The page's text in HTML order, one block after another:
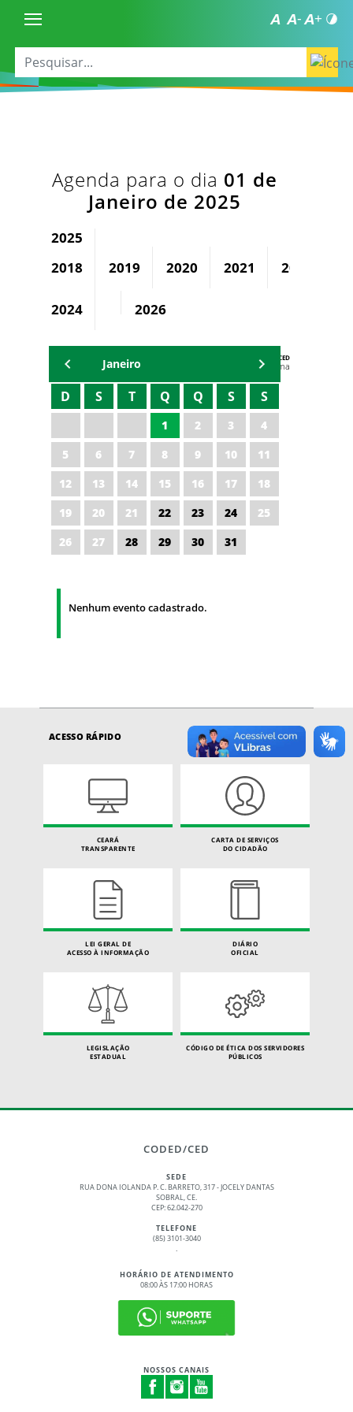
Agenda para o dia 01 de
Janeiro de 2025
2025
2018
2019 2020 2021 2022
2024 2026
AGENDA DA CODED/CED
Vagna Lima
Janeiro
D S T Q Q S S
1 2 3
4
5
6 7 8 9 10
11
12
13 14 15 16 17
18
19
20 21 22 23 24
25
26
27 28 29 30 31
Nenhum evento cadastrado.
ACESSO RÁPIDO
CEARÁ
TRANSPARENTE
CARTA DE SERVIÇOS
DO CIDADÃO
LEI GERAL DE
ACESSO À INFORMAÇÃO
DIÁRIO
OFICIAL
LEGISLAÇÃO
ESTADUAL
CÓDIGO DE ÉTICA DOS SERVIDORES
PÚBLICOS
CODED/CED
SEDE
RUA DONA IOLANDA P. C. BARRETO, 317 - JOCELY DANTAS
SOBRAL, CE.
CEP: 62.042-270
TELEFONE
(85) 3101-3040
.
HORÁRIO DE ATENDIMENTO
08:00 ÀS 17:00 HORAS
NOSSOS CANAIS